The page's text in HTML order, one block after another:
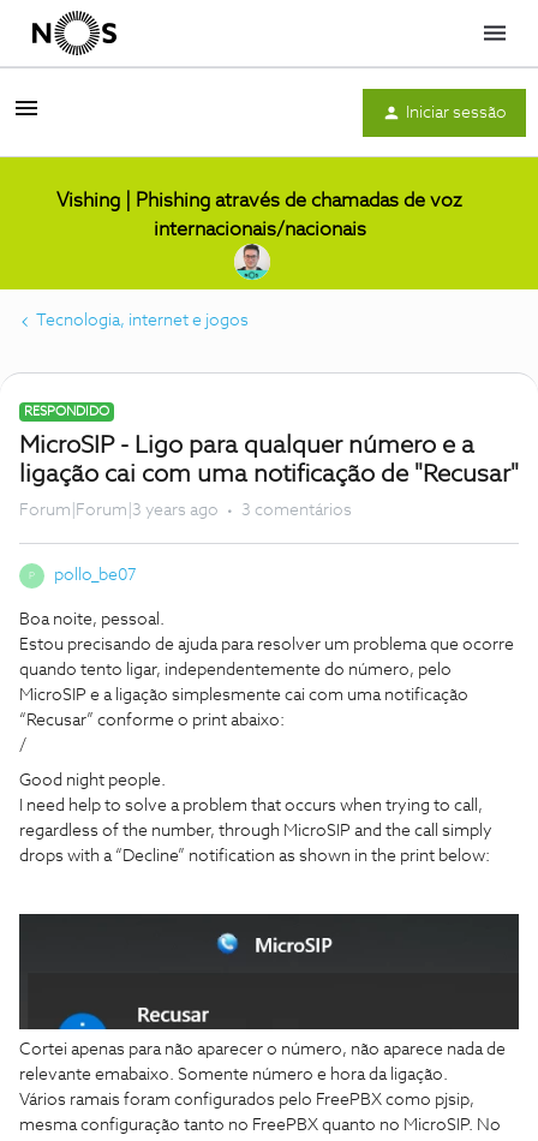
Menu
Iniciar sessão
Vishing | Phishing através de chamadas de voz
internacionais/nacionais
Tecnologia, internet e jogos
RESPONDIDO
MicroSIP - Ligo para qualquer número e a
ligação cai com uma notificação de "Recusar"
Forum|Forum|3 years ago 3 comentários
P pollo_be07
Boa noite, pessoal.
Estou precisando de ajuda para resolver um problema que ocorre
quando tento ligar, independentemente do número, pelo
MicroSIP e a ligação simplesmente cai com uma notificação
“Recusar” conforme o print abaixo:
/
Good night people.
I need help to solve a problem that occurs when trying to call,
regardless of the number, through MicroSIP and the call simply
drops with a “Decline” notification as shown in the print below:
Cortei apenas para não aparecer o número, não aparece nada de
relevante emabaixo. Somente número e hora da ligação.
Vários ramais foram configurados pelo FreePBX como pjsip,
mesma configuração tanto no FreePBX quanto no MicroSIP. No